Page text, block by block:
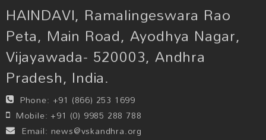
HAINDAVI, Ramalingeswara Rao
Peta, Main Road, Ayodhya Nagar,
Vijayawada- 520003, Andhra
Pradesh, India.
Phone: +91 (866) 253 1699
Mobile: +91 (0) 9985 288 788
Email: news@vskandhra.org